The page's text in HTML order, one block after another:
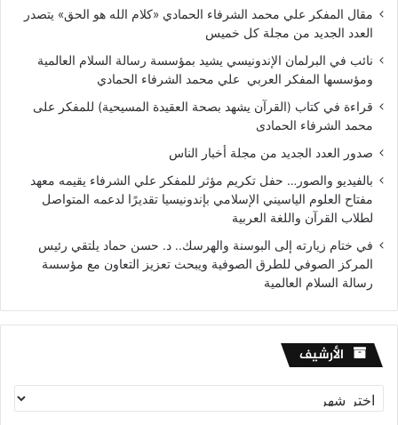
مقال المفكر علي محمد الشرفاء الحمادي «كلام الله هو الحق» يتصدر
العدد الجديد من مجلة كل خميس
نائب في البرلمان الإندونيسي يشيد بمؤسسة رسالة السلام العالمية
ومؤسسها المفكر العربي علي محمد الشرفاء الحمادي
قراءة في كتاب (القرآن يشهد بصحة العقيدة المسيحية) للمفكر على
محمد الشرفاء الحمادى
صدور العدد الجديد من مجلة أخبار الناس
بالفيديو والصور… حفل تكريم مؤثر للمفكر علي الشرفاء يقيمه معهد
مفتاح العلوم الياسيني الإسلامي بإندونيسيا تقديرًا لدعمه المتواصل
لطلاب القرآن واللغة العربية
في ختام زيارته إلى البوسنة والهرسك.. د. حسن حماد يلتقي رئيس
المركز الصوفي للطرق الصوفية ويبحث تعزيز التعاون مع مؤسسة
رسالة السلام العالمية
الأرشيف الأرشيف